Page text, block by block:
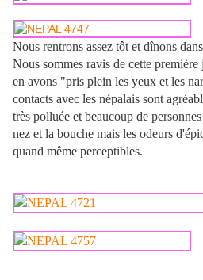
Nous rentrons assez tôt et dînons
Nous sommes ravis de cette
en avons "pris plein les yeux et les
contacts avec les népalais sont
très polluée et beaucoup de
nez et la bouche mais les odeurs
quand même perceptibles.